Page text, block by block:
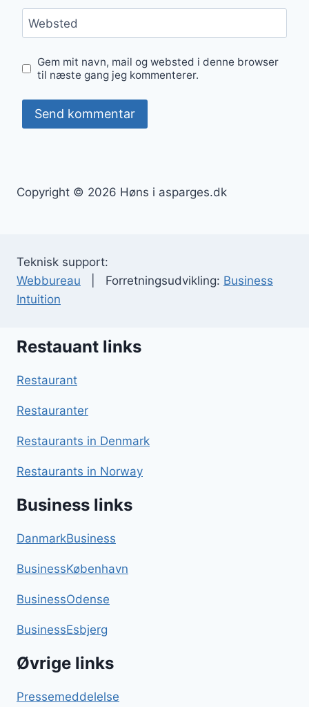
Websted
Gem mit navn, mail og websted i denne browser
til næste gang jeg kommenterer.
Copyright © 2026 Høns i asparges.dk
Teknisk support:
Webbureau | Forretningsudvikling: Business
Intuition
Restauant links
Restaurant
Restauranter
Restaurants in Denmark
Restaurants in Norway
Business links
DanmarkBusiness
BusinessKøbenhavn
BusinessOdense
BusinessEsbjerg
Øvrige links
Pressemeddelelse